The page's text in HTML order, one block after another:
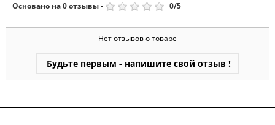
Основано на0отзывы- 0/5
Нет отзывов о товаре
Будьте первым - напишите свой отзыв !